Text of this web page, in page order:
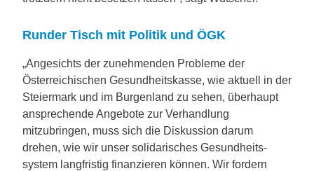
Runder Tisch mit Politik und ÖGK
„Angesichts der zunehmenden Probleme der
Österreichischen Gesundheitskasse, wie aktuell in der
Steiermark und im Burgenland zu sehen, überhaupt
ansprechende Angebote zur Verhandlung
mitzubringen, muss sich die Diskussion darum
drehen, wie wir unser solidarisches Gesundheits­
system lang­fristig finanzieren können. Wir fordern